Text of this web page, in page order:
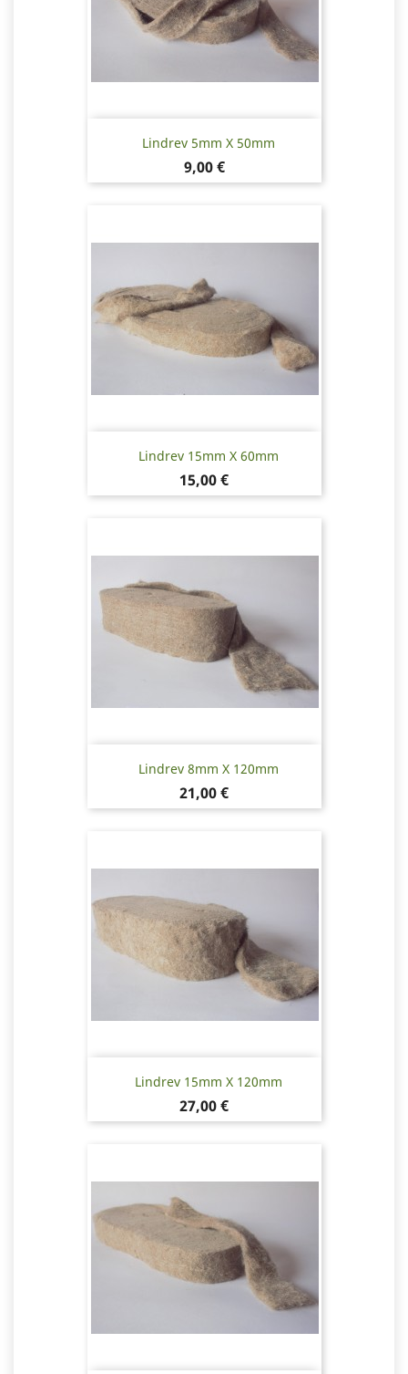
Lindrev 5mm X 50mm
Pris
9,00 €
Lindrev 15mm X 60mm
Pris
15,00 €
Lindrev 8mm X 120mm
Pris
21,00 €
Lindrev 15mm X 120mm
Pris
27,00 €